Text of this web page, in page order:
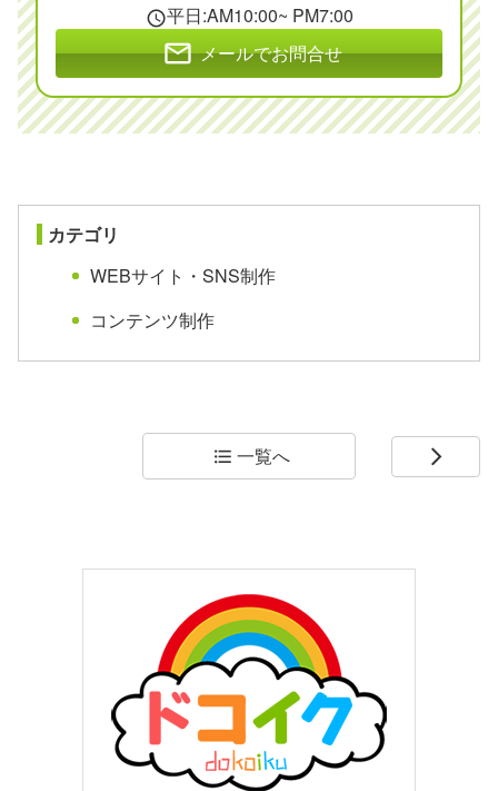
schedule平日:AM10:00~ PM7:00
mail メールでお問合せ
カテゴリ
WEBサイト・SNS制作
コンテンツ制作
format_list_bulleted 一覧へ arrow_forward_ios